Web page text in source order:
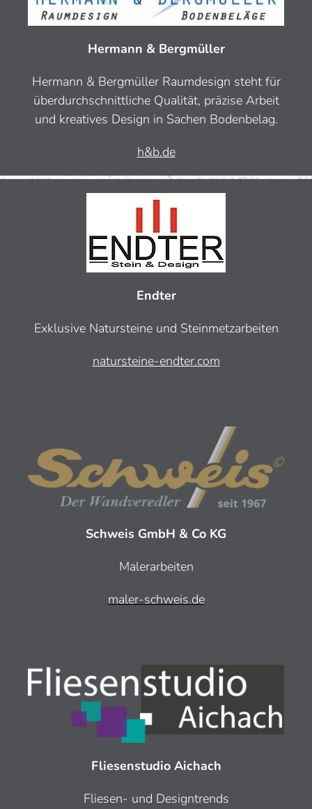
Hermann & Bergmüller
Hermann & Bergmüller Raumdesign steht für
überdurchschnittliche Qualität, präzise Arbeit
und kreatives Design in Sachen Bodenbelag.
h&b.de
Endter
Exklusive Natursteine und Steinmetzarbeiten
natursteine-endter.com
Schweis GmbH & Co KG
Malerarbeiten
maler-schweis.de
Fliesenstudio Aichach
Fliesen- und Designtrends